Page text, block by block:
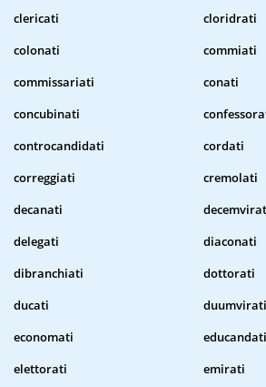
clericati
cloridrati
colonati
commiati
commissariati
conati
concubinati
controcandidati
cordati
correggiati
cremolati
decanati
delegati
diaconati
dibranchiati
dottorati
ducati
duumvirati
economati
educandati
elettorati
emirati